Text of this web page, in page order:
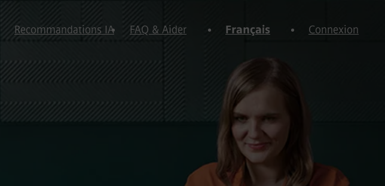
Recommandations IA FAQ & Aider Français Connexion